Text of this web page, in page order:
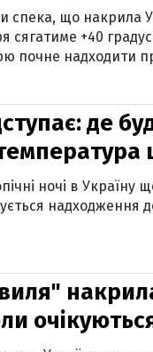
що накрила
сягатиме +40
почне надходити
де
ночі в Україну